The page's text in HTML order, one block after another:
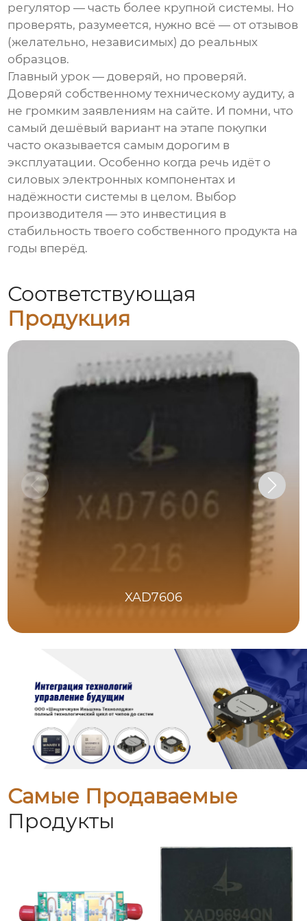
регулятор — часть более крупной системы. Но
проверять, разумеется, нужно всё — от отзывов
(желательно, независимых) до реальных
образцов.
Главный урок — доверяй, но проверяй.
Доверяй собственному техническому аудиту, а
не громким заявлениям на сайте. И помни, что
самый дешёвый вариант на этапе покупки
часто оказывается самым дорогим в
эксплуатации. Особенно когда речь идёт о
силовых электронных компонентах и
надёжности системы в целом. Выбор
производителя — это инвестиция в
стабильность твоего собственного продукта на
годы вперёд.
Соответствующая
Продукция
XAD7606
Самые Продаваемые
Продукты